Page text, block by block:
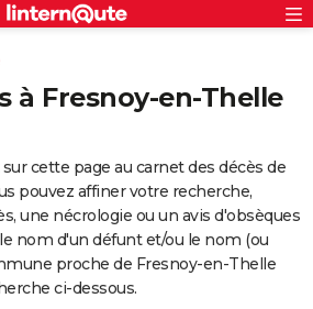
à Fresnoy-en-Thelle
cette page au carnet des décès de
pouvez affiner votre recherche,
une nécrologie ou un avis d'obsèques
nom d'un défunt et/ou le nom (ou
proche de Fresnoy-en-Thelle
ci-dessous.